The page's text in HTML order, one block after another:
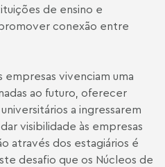
de ensino e
conexão entre
vivenciam uma
ao futuro, oferecer
a ingressarem
visibilidade às empresas
através dos estagiários é
desafio que os Núcleos de